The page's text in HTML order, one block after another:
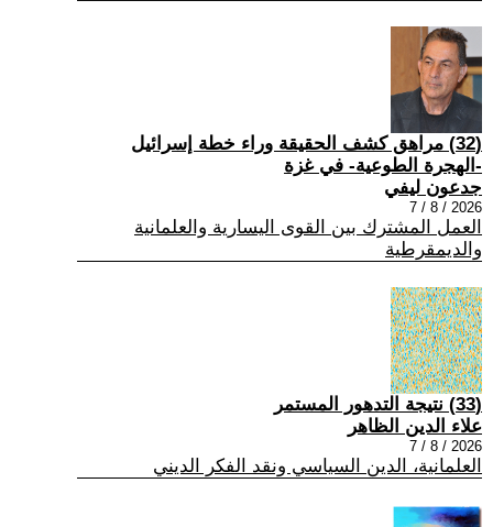
(32) مراهق كشف الحقيقة وراء خطة إسرائيل
-الهجرة الطوعية- في غزة
جدعون ليفي
2026 / 8 / 7
العمل المشترك بين القوى اليسارية والعلمانية
والديمقرطية
(33) نتيجة التدهور المستمر
علاء الدين الظاهر
2026 / 8 / 7
العلمانية، الدين السياسي ونقد الفكر الديني